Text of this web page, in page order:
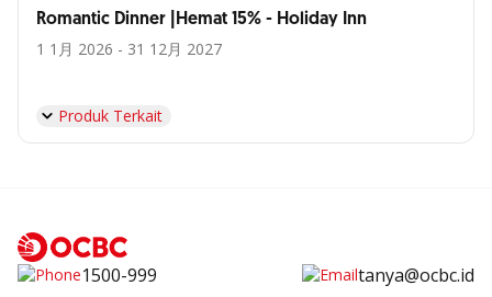
Romantic Dinner |Hemat 15% - Holiday Inn
1 1月 2026 - 31 12月 2027
Produk Terkait
1500-999 tanya@ocbc.id